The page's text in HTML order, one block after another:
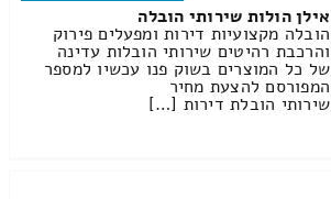
אילן הולות שירותי הובלה
הובלה מקצועיות דירות ומפעלים פירוק
והרכבת רהיטים שירותי הובלות עדינה
של כל המוצרים בשוק פנו עכשיו למספר
המפורסם להצעת מחיר
שירותי הובלת דירות […]